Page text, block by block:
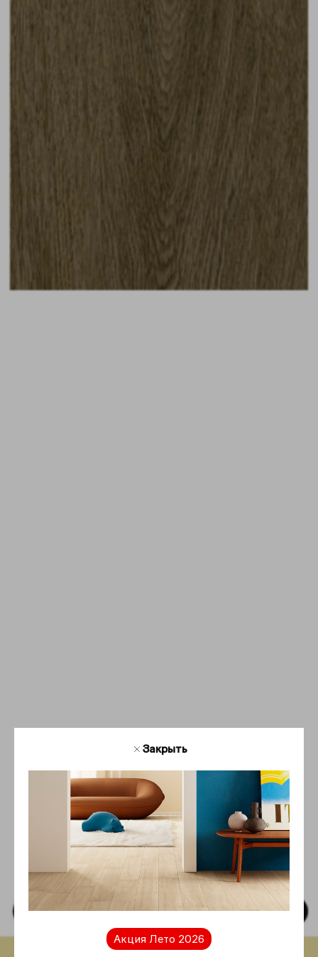
Текстура Интерьер
Закрыть
Акция Лето 2026